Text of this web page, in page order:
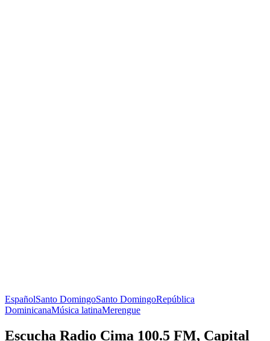
EspañolSanto DomingoSanto DomingoRepública
DominicanaMúsica latinaMerengue
Escucha Radio Cima 100.5 FM, Capital